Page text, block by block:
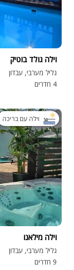
וילה גולד בוטיק
גליל מערבי, עבדון
4 חדרים
וילה עם בריכה
וילה מילאנו
גליל מערבי, עבדון
9 חדרים